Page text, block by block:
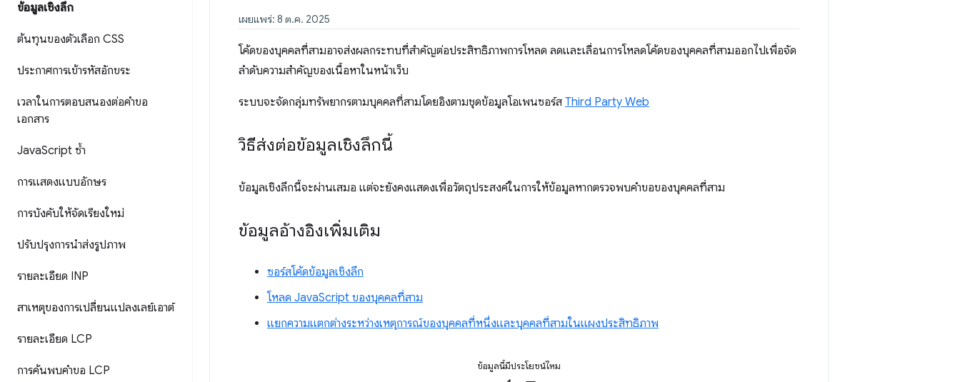
ข้อมูลเชิงลึก
ต้นทุนของตัวเลือก CSS
ประกาศการเข้ารหัสอักขระ
เวลาในการตอบสนองต่อคำขอ
เอกสาร
JavaScript ซ้ำ
การแสดงแบบอักษร
การบังคับให้จัดเรียงใหม่
ปรับปรุงการนำส่งรูปภาพ
รายละเอียด INP
สาเหตุของการเปลี่ยนแปลงเลย์เอาต์
รายละเอียด LCP
การค้นพบคำขอ LCP
เผยแพร่: 8 ต.ค. 2025
โค้ดของบุคคลที่สามอาจส่งผลกระทบที่สำคัญต่อประสิทธิภาพการโหลด ลดและเลื่อนการโหลดโค้ดของบุคคลที่สามออกไปเพื่อจัด
ลำดับความสำคัญของเนื้อหาในหน้าเว็บ
ระบบจะจัดกลุ่มทรัพยากรตามบุคคลที่สามโดยอิงตามชุดข้อมูลโอเพนซอร์ส Third Party Web
วิธีส่งต่อข้อมูลเชิงลึกนี้
ข้อมูลเชิงลึกนี้จะผ่านเสมอ แต่จะยังคงแสดงเพื่อวัตถุประสงค์ในการให้ข้อมูลหากตรวจพบคำขอของบุคคลที่สาม
ข้อมูลอ้างอิงเพิ่มเติม
ซอร์สโค้ดข้อมูลเชิงลึก
โหลด JavaScript ของบุคคลที่สาม
แยกความแตกต่างระหว่างเหตุการณ์ของบุคคลที่หนึ่งและบุคคลที่สามในแผงประสิทธิภาพ
ข้อมูลนี้มีประโยชน์ไหม